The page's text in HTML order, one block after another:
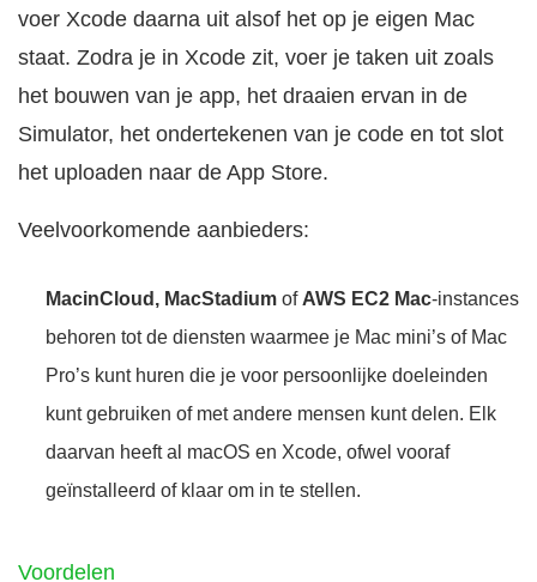
voer Xcode daarna uit alsof het op je eigen Mac
staat. Zodra je in Xcode zit, voer je taken uit zoals
het bouwen van je app, het draaien ervan in de
Simulator, het ondertekenen van je code en tot slot
het uploaden naar de App Store.
Veelvoorkomende aanbieders:
MacinCloud, MacStadium of AWS EC2 Mac-instances
behoren tot de diensten waarmee je Mac mini’s of Mac
Pro’s kunt huren die je voor persoonlijke doeleinden
kunt gebruiken of met andere mensen kunt delen. Elk
daarvan heeft al macOS en Xcode, ofwel vooraf
geïnstalleerd of klaar om in te stellen.
Voordelen